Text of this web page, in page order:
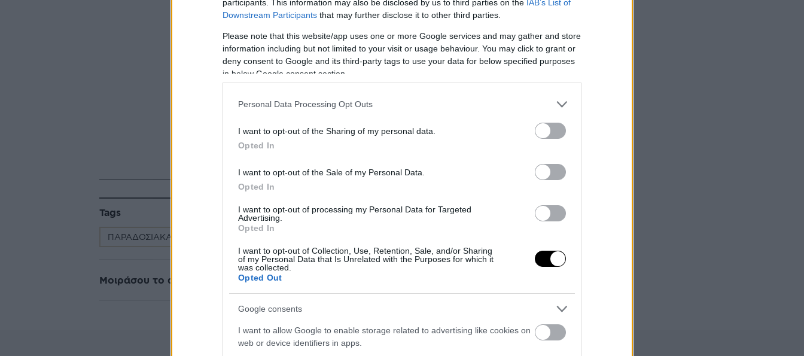
participants. This information may also be disclosed by us to third parties on the IAB’s List of
Downstream Participants that may further disclose it to other third parties.
Please note that this website/app uses one or more Google services and may gather and store
information including but not limited to your visit or usage behaviour. You may click to grant or
deny consent to Google and its third-party tags to use your data for below specified purposes
in below Google consent section.
Personal Data Processing Opt Outs
I want to opt-out of the Sharing of my personal data.
Opted In
I want to opt-out of the Sale of my Personal Data.
Opted In
I want to opt-out of processing my Personal Data for Targeted
Advertising.
Opted In
I want to opt-out of Collection, Use, Retention, Sale, and/or Sharing
of my Personal Data that Is Unrelated with the Purposes for which it
was collected.
Opted Out
Google consents
I want to allow Google to enable storage related to advertising like cookies on
web or device identifiers in apps.
βάζουµε 2 κουταλιές κρέµα στην
άκρη και διπλώνουµε, τυλίγοντας σε
ρολό.
Βάζουµε σε βουτυρωµένο ταψί και
αλείφουµε µε βούτυρο.
Ψήνουµε στούς 180 βαθµούς για 20
Tags
ΠΑΡΑΔΟΣΙΑΚΑ ΓΛΥΚΑ
Μοιράσου το άρθρο